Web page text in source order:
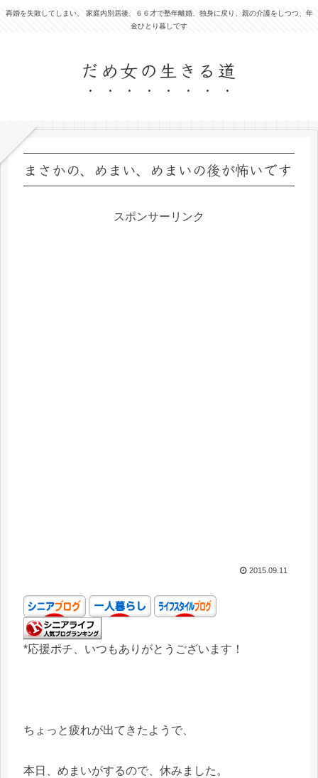
再婚を失敗してしまい、 家庭内別居後、６６才で塾年離婚、独身に戻り、親の介護をしつつ、年
金ひとり暮しです
だめ女の生きる道
まさかの、めまい、めまいの後が怖いです
スポンサーリンク
2015.09.11
*応援ポチ、いつもありがとうございます！
ちょっと疲れが出てきたようで、
本日、めまいがするので、休みました。